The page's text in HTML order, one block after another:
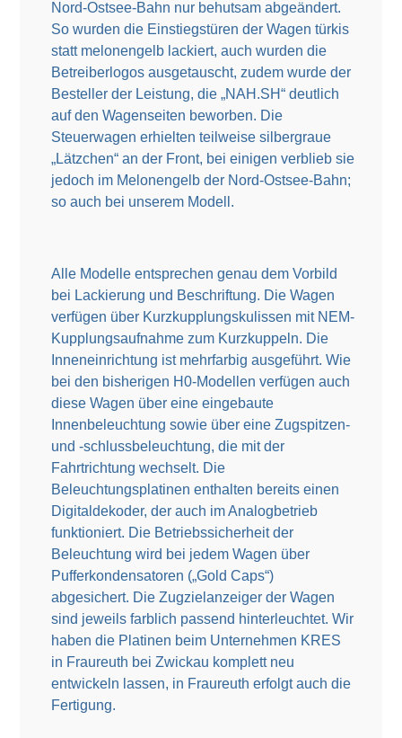
Nord-Ostsee-Bahn nur behutsam abgeändert.
So wurden die Einstiegstüren der Wagen türkis
statt melonengelb lackiert, auch wurden die
Betreiberlogos ausgetauscht, zudem wurde der
Besteller der Leistung, die „NAH.SH“ deutlich
auf den Wagenseiten beworben. Die
Steuerwagen erhielten teilweise silbergraue
„Lätzchen“ an der Front, bei einigen verblieb sie
jedoch im Melonengelb der Nord-Ostsee-Bahn;
so auch bei unserem Modell.
Alle Modelle entsprechen genau dem Vorbild
bei Lackierung und Beschriftung. Die Wagen
verfügen über Kurzkupplungskulissen mit NEM-
Kupplungsaufnahme zum Kurzkuppeln. Die
Inneneinrichtung ist mehrfarbig ausgeführt. Wie
bei den bisherigen H0-Modellen verfügen auch
diese Wagen über eine eingebaute
Innenbeleuchtung sowie über eine Zugspitzen-
und -schlussbeleuchtung, die mit der
Fahrtrichtung wechselt. Die
Beleuchtungsplatinen enthalten bereits einen
Digitaldekoder, der auch im Analogbetrieb
funktioniert. Die Betriebssicherheit der
Beleuchtung wird bei jedem Wagen über
Pufferkondensatoren („Gold Caps“)
abgesichert. Die Zugzielanzeiger der Wagen
sind jeweils farblich passend hinterleuchtet. Wir
haben die Platinen beim Unternehmen KRES
in Fraureuth bei Zwickau komplett neu
entwickeln lassen, in Fraureuth erfolgt auch die
Fertigung.